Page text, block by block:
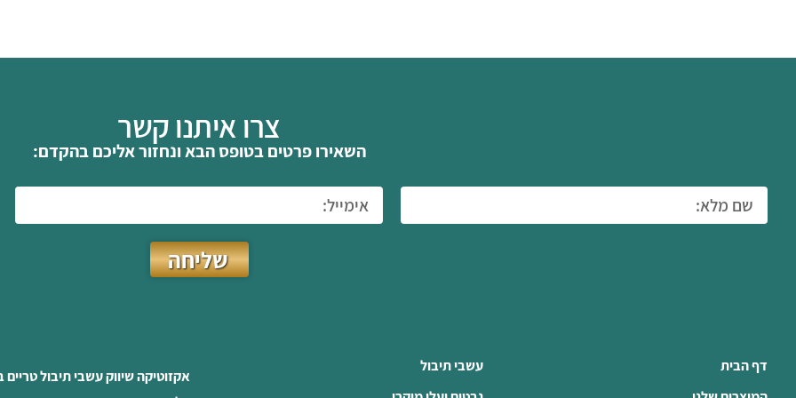
צרו איתנו קשר
השאירו פרטים בטופס הבא ונחזור אליכם בהקדם:
שליחה
דף הבית
עשבי תיבול
אקזוטיקה שיווק עשבי תיבול